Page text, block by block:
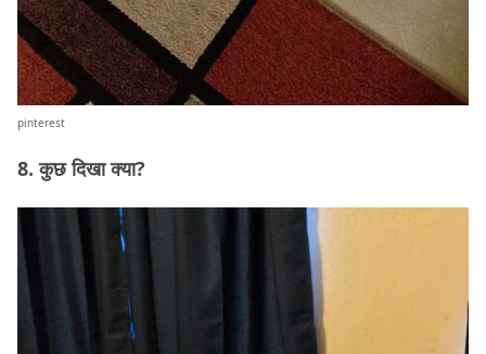
pinterest
8. कुछ दिखा क्या?